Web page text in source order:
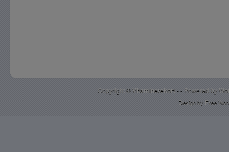
Copyright ©Vitaminetekort- - Powered by
Design by Free